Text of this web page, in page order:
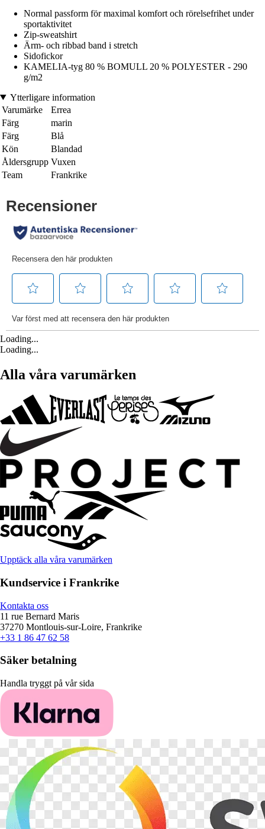
Normal passform för maximal komfort och rörelsefrihet under
sportaktivitet
Zip-sweatshirt
Ärm- och ribbad band i stretch
Sidofickor
KAMELIA-tyg 80 % BOMULL 20 % POLYESTER - 290
g/m2
Ytterligare information
Varumärke
Errea
Färg
marin
Färg
Blå
Kön
Blandad
Åldersgrupp Vuxen
Team
Frankrike
Loading...
Loading...
Alla våra varumärken
Upptäck alla våra varumärken
Kundservice i Frankrike
Kontakta oss
11 rue Bernard Maris
37270 Montlouis-sur-Loire, Frankrike
+33 1 86 47 62 58
Säker betalning
Handla tryggt på vår sida